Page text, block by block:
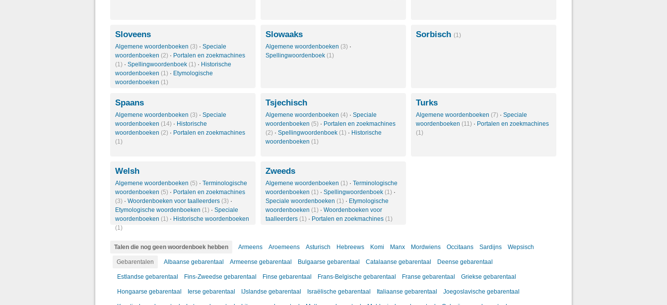
Sloveens
Algemene woordenboeken (3) · Speciale
woordenboeken (2) · Portalen en zoekmachines
(1) · Spellingwoordenboek (1) · Historische
woordenboeken (1) · Etymologische
woordenboeken (1)
Slowaaks
Algemene woordenboeken (3) ·
Spellingwoordenboek (1)
Sorbisch (1)
Spaans
Algemene woordenboeken (3) · Speciale
woordenboeken (14) · Historische
woordenboeken (2) · Portalen en zoekmachines
(1)
Tsjechisch
Algemene woordenboeken (4) · Speciale
woordenboeken (5) · Portalen en zoekmachines
(2) · Spellingwoordenboek (1) · Historische
woordenboeken (1)
Turks
Algemene woordenboeken (7) · Speciale
woordenboeken (11) · Portalen en zoekmachines
(1)
Welsh
Algemene woordenboeken (5) · Terminologische
woordenboeken (5) · Portalen en zoekmachines
(3) · Woordenboeken voor taalleerders (3) ·
Etymologische woordenboeken (1) · Speciale
woordenboeken (1) · Historische woordenboeken
(1)
Zweeds
Algemene woordenboeken (1) · Terminologische
woordenboeken (1) · Spellingwoordenboek (1) ·
Speciale woordenboeken (1) · Etymologische
woordenboeken (1) · Woordenboeken voor
taalleerders (1) · Portalen en zoekmachines (1)
Talen die nog geen woordenboek hebben Armeens Aroemeens Asturisch Hebreews Komi Manx Mordwiens Occitaans Sardijns Wepsisch
Gebarentalen Albaanse gebarentaal Armeense gebarentaal Bulgaarse gebarentaal Catalaanse gebarentaal Deense gebarentaal
Estlandse gebarentaal Fins-Zweedse gebarentaal Finse gebarentaal Frans-Belgische gebarentaal Franse gebarentaal Griekse gebarentaal
Hongaarse gebarentaal Ierse gebarentaal IJslandse gebarentaal Israëlische gebarentaal Italiaanse gebarentaal Joegoslavische gebarentaal